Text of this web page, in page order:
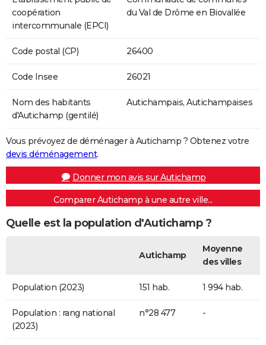
coopération
intercommunale (EPCI)
du Val de Drôme en Biovallée
Code postal (CP) 26400
Code Insee 26021
Nom des habitants
d'Autichamp (gentilé)
Autichampais, Autichampaises
Vous prévoyez de déménager à Autichamp ? Obtenez votre
devis déménagement.
Donner mon avis sur Autichamp
Comparer Autichamp à une autre ville...
Quelle est la population d'Autichamp ?
Autichamp
Moyenne
des villes
Population (2023) 151 hab. 1 994 hab.
Population : rang national
(2023)
n°28 477 -